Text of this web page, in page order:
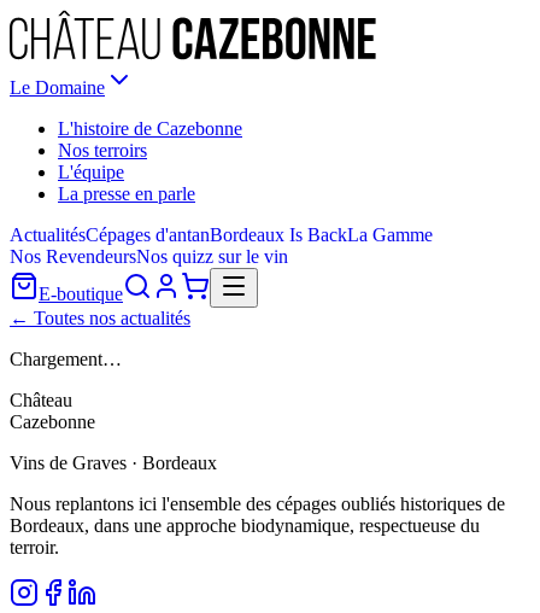
Le Domaine
L'histoire de Cazebonne
Nos terroirs
L'équipe
La presse en parle
ActualitésCépages d'antanBordeaux Is BackLa Gamme
Nos RevendeursNos quizz sur le vin
E-boutique
← Toutes nos actualités
Chargement…
Château
Cazebonne
Vins de Graves · Bordeaux
Nous replantons ici l'ensemble des cépages oubliés historiques de
Bordeaux, dans une approche biodynamique, respectueuse du
terroir.